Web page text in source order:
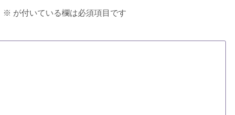
※ が付いている欄は必須項目です